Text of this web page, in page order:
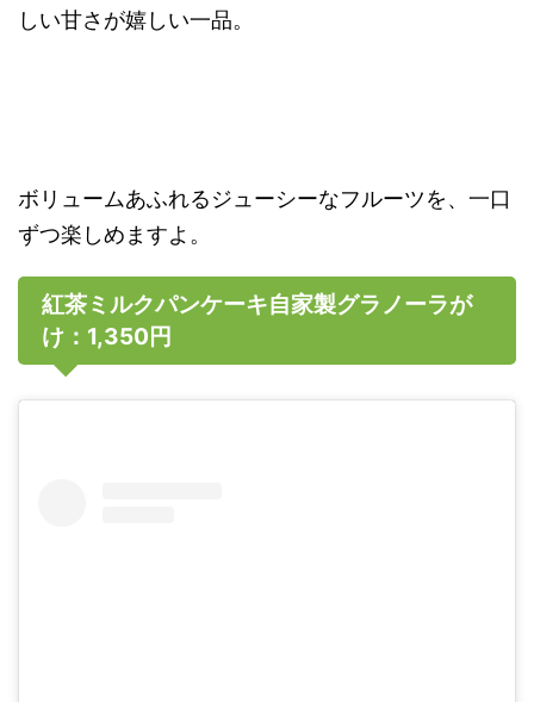
しい甘さが嬉しい一品。
ボリュームあふれるジューシーなフルーツを、一口
ずつ楽しめますよ。
紅茶ミルクパンケーキ自家製グラノーラが
け：1,350円